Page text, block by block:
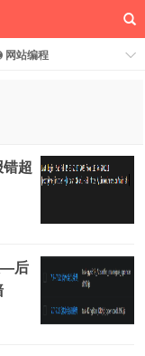
网站编程
超
—后